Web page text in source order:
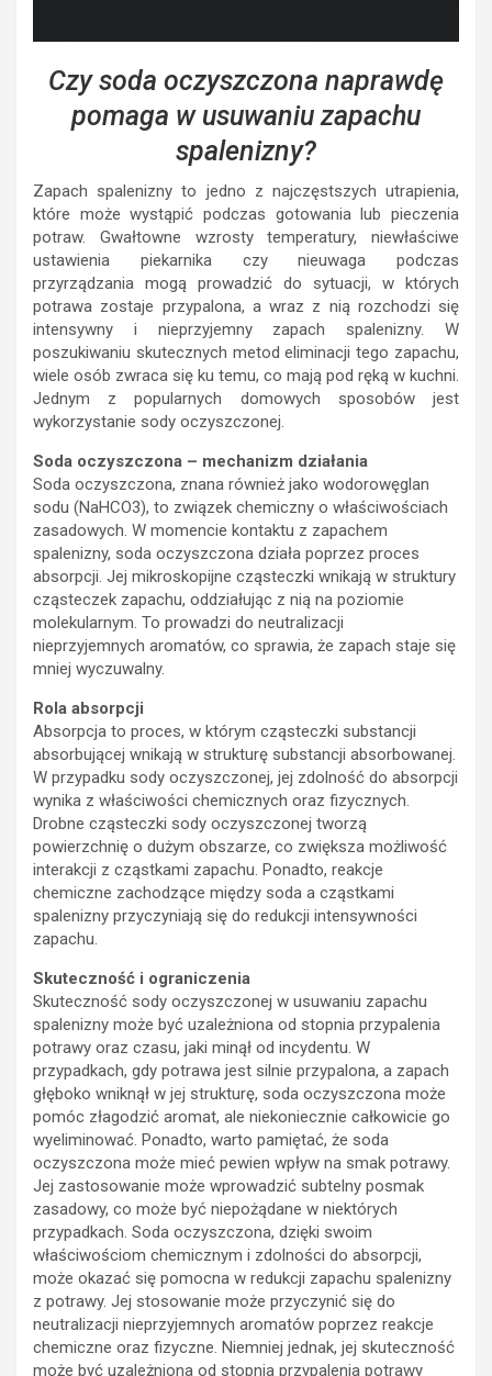
Czy soda oczyszczona naprawdę
pomaga w usuwaniu zapachu
spalenizny?
Zapach spalenizny to jedno z najczęstszych utrapienia,
które może wystąpić podczas gotowania lub pieczenia
potraw. Gwałtowne wzrosty temperatury, niewłaściwe
ustawienia piekarnika czy nieuwaga podczas
przyrządzania mogą prowadzić do sytuacji, w których
potrawa zostaje przypalona, a wraz z nią rozchodzi się
intensywny i nieprzyjemny zapach spalenizny. W
poszukiwaniu skutecznych metod eliminacji tego zapachu,
wiele osób zwraca się ku temu, co mają pod ręką w kuchni.
Jednym z popularnych domowych sposobów jest
wykorzystanie sody oczyszczonej.
Soda oczyszczona – mechanizm działania
Soda oczyszczona, znana również jako wodorowęglan
sodu (NaHCO3), to związek chemiczny o właściwościach
zasadowych. W momencie kontaktu z zapachem
spalenizny, soda oczyszczona działa poprzez proces
absorpcji. Jej mikroskopijne cząsteczki wnikają w struktury
cząsteczek zapachu, oddziałując z nią na poziomie
molekularnym. To prowadzi do neutralizacji
nieprzyjemnych aromatów, co sprawia, że zapach staje się
mniej wyczuwalny.
Rola absorpcji
Absorpcja to proces, w którym cząsteczki substancji
absorbującej wnikają w strukturę substancji absorbowanej.
W przypadku sody oczyszczonej, jej zdolność do absorpcji
wynika z właściwości chemicznych oraz fizycznych.
Drobne cząsteczki sody oczyszczonej tworzą
powierzchnię o dużym obszarze, co zwiększa możliwość
interakcji z cząstkami zapachu. Ponadto, reakcje
chemiczne zachodzące między soda a cząstkami
spalenizny przyczyniają się do redukcji intensywności
zapachu.
Skuteczność i ograniczenia
Skuteczność sody oczyszczonej w usuwaniu zapachu
spalenizny może być uzależniona od stopnia przypalenia
potrawy oraz czasu, jaki minął od incydentu. W
przypadkach, gdy potrawa jest silnie przypalona, a zapach
głęboko wniknął w jej strukturę, soda oczyszczona może
pomóc złagodzić aromat, ale niekoniecznie całkowicie go
wyeliminować. Ponadto, warto pamiętać, że soda
oczyszczona może mieć pewien wpływ na smak potrawy.
Jej zastosowanie może wprowadzić subtelny posmak
zasadowy, co może być niepożądane w niektórych
przypadkach. Soda oczyszczona, dzięki swoim
właściwościom chemicznym i zdolności do absorpcji,
może okazać się pomocna w redukcji zapachu spalenizny
z potrawy. Jej stosowanie może przyczynić się do
neutralizacji nieprzyjemnych aromatów poprzez reakcje
chemiczne oraz fizyczne. Niemniej jednak, jej skuteczność
może być uzależniona od stopnia przypalenia potrawy